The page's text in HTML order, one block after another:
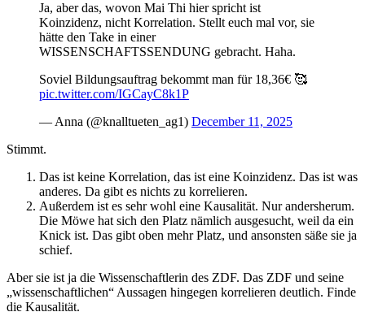
Ja, aber das, wovon Mai Thi hier spricht ist
Koinzidenz, nicht Korrelation. Stellt euch mal vor, sie
hätte den Take in einer
WISSENSCHAFTSSENDUNG gebracht. Haha.
Soviel Bildungsauftrag bekommt man für 18,36€ 🥰
pic.twitter.com/IGCayC8k1P
— Anna (@knalltueten_ag1) December 11, 2025
Stimmt.
Das ist keine Korrelation, das ist eine Koinzidenz. Das ist was
anderes. Da gibt es nichts zu korrelieren.
Außerdem ist es sehr wohl eine Kausalität. Nur andersherum.
Die Möwe hat sich den Platz nämlich ausgesucht, weil da ein
Knick ist. Das gibt oben mehr Platz, und ansonsten säße sie ja
schief.
Aber sie ist ja die Wissenschaftlerin des ZDF. Das ZDF und seine
„wissenschaftlichen“ Aussagen hingegen korrelieren deutlich. Finde
die Kausalität.